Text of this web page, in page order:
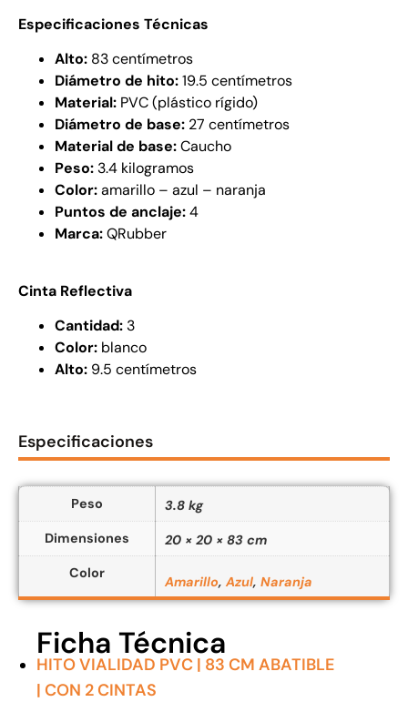
Especificaciones Técnicas
Alto: 83 centímetros
Diámetro de hito:19.5 centímetros
Material: PVC (plástico rígido)
Diámetro de base: 27 centímetros
Material de base:Caucho
Peso: 3.4 kilogramos
Color:amarillo – azul – naranja
Puntos de anclaje:4
Marca:QRubber
Cinta Reflectiva
Cantidad: 3
Color: blanco
Alto: 9.5 centímetros
Especificaciones
Peso
3.8 kg
Dimensiones
20 × 20 × 83 cm
Color
Amarillo, Azul, Naranja
Ficha Técnica
HITO VIALIDAD PVC | 83 CM ABATIBLE
| CON 2 CINTAS